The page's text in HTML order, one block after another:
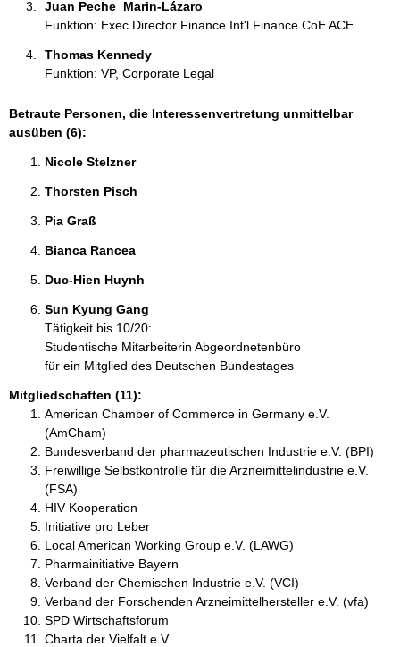
Juan Peche  Marin-Lázaro
Funktion: Exec Director Finance Int'l Finance CoE ACE
Thomas Kennedy
Funktion: VP, Corporate Legal
Betraute Personen, die Interessenvertretung unmittelbar
ausüben (6):
Nicole Stelzner
Thorsten Pisch
Pia Graß
Bianca Rancea
Duc-Hien Huynh
Sun Kyung Gang
Tätigkeit bis 10/20:
Studentische Mitarbeiterin Abgeordnetenbüro
für ein Mitglied des Deutschen Bundestages
Mitgliedschaften (11):
American Chamber of Commerce in Germany e.V.
(AmCham)
Bundesverband der pharmazeutischen Industrie e.V. (BPI)
Freiwillige Selbstkontrolle für die Arzneimittelindustrie e.V.
(FSA)
HIV Kooperation
Initiative pro Leber
Local American Working Group e.V. (LAWG)
Pharmainitiative Bayern
Verband der Chemischen Industrie e.V. (VCI)
Verband der Forschenden Arzneimittelhersteller e.V. (vfa)
SPD Wirtschaftsforum
Charta der Vielfalt e.V.